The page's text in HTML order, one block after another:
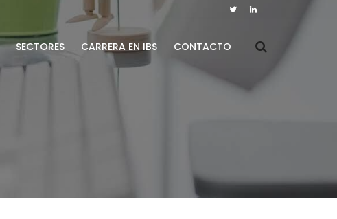
SECTORES CARRERA EN IBS CONTACTO